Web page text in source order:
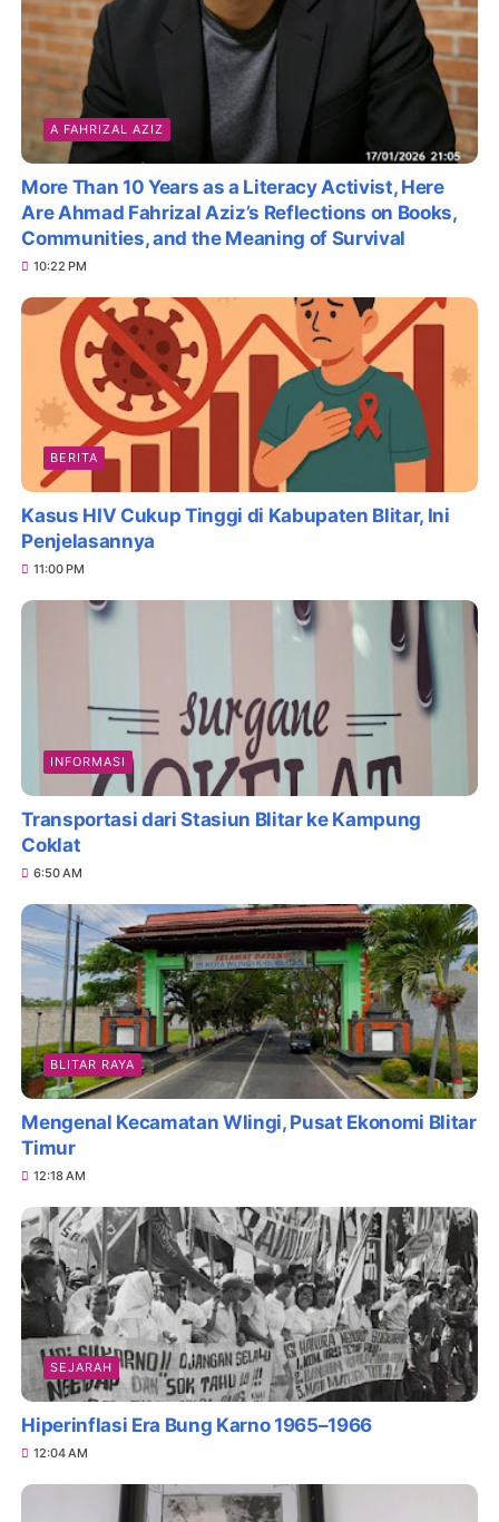
A FAHRIZAL AZIZ
More Than 10 Years as a Literacy Activist, Here
Are Ahmad Fahrizal Aziz’s Reflections on Books,
Communities, and the Meaning of Survival
10:22 PM
BERITA
Kasus HIV Cukup Tinggi di Kabupaten Blitar, Ini
Penjelasannya
11:00 PM
INFORMASI
Transportasi dari Stasiun Blitar ke Kampung
Coklat
6:50 AM
BLITAR RAYA
Mengenal Kecamatan Wlingi, Pusat Ekonomi Blitar
Timur
12:18 AM
SEJARAH
Hiperinflasi Era Bung Karno 1965–1966
12:04 AM